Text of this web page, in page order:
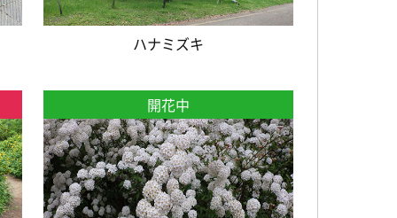
ハナミズキ
開花中